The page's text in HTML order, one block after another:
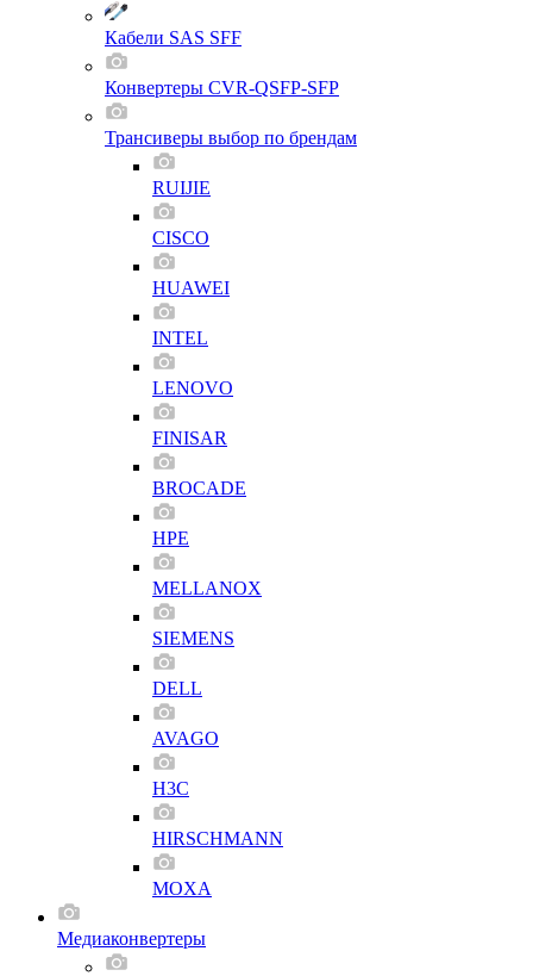
Кабели SAS SFF
Конвертеры CVR-QSFP-SFP
Трансиверы выбор по брендам
RUIJIE
CISCO
HUAWEI
INTEL
LENOVO
FINISAR
BROCADE
HPE
MELLANOX
SIEMENS
DELL
AVAGO
H3C
HIRSCHMANN
MOXA
Медиаконвертеры